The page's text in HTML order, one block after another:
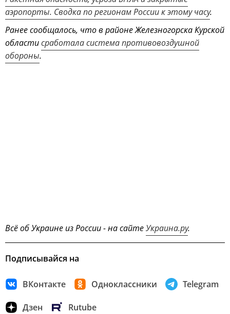
аэропорты. Сводка по регионам России к этому часу.
Ранее сообщалось, что в районе Железногорска Курской
областисработала система противовоздушной
обороны.
Всё об Украине из России - на сайтеУкраина.ру.
Подписывайся на
ВКонтакте Одноклассники Telegram
Дзен Rutube